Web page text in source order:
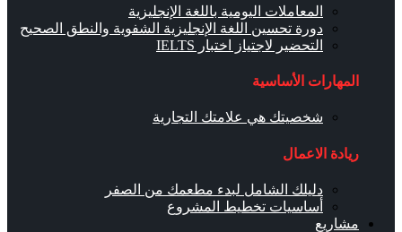
المعاملات اليومية باللغة الإنجليزية
دورة تحسين اللغة الإنجليزية الشفوية والنطق الصحيح
التحضير لاجتياز اختبار IELTS
المهارات الأساسية
شخصيتك هي علامتك التجارية
ريادة الاعمال
دليلك الشامل لبدء مطعمك من الصفر
أساسيات تخطيط المشروع
مشاريع